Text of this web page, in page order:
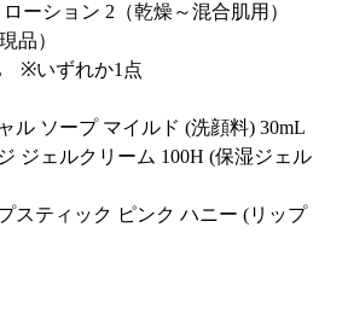
ーション 2（乾燥～混合肌用）
品）
※いずれか1点
ル ソープ マイルド (洗顔料) 30mL
ジェルクリーム 100H (保湿ジェル
スティック ピンク ハニー (リップ